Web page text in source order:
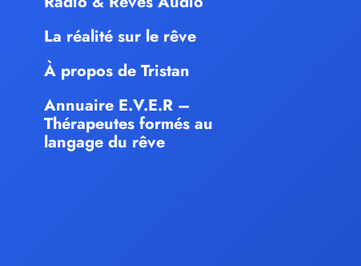
La réalité sur le rêve
À propos de Tristan
Annuaire E.V.E.R –
Thérapeutes formés au
langage du rêve